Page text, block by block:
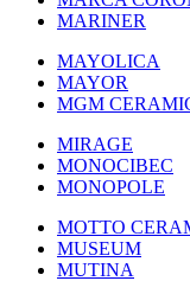
MARINER
MAYOLICA
MAYOR
MGM
MIRAGE
MONOCIBEC
MONOPOLE
MOTTO
MUSEUM
MUTINA